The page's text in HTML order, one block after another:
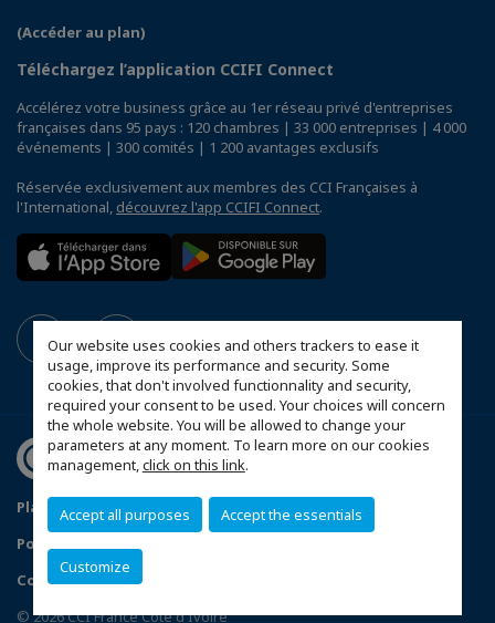
Our website uses cookies and others trackers to ease it
usage, improve its performance and security. Some
cookies, that don't involved functionnality and security,
required your consent to be used. Your choices will concern
the whole website. You will be allowed to change your
parameters at any moment. To learn more on our cookies
management,click on this link.
Accept all purposes Accept the essentials
Customize
(Accéder au plan)
Téléchargez l’application CCIFI Connect
Accélérez votre business grâce au 1er réseau privé d'entreprises
françaises dans 95 pays : 120 chambres | 33 000 entreprises | 4 000
événements | 300 comités | 1 200 avantages exclusifs
Réservée exclusivement aux membres des CCI Françaises à
l'International, découvrez l'app CCIFI Connect.
Plan du site
Mentions légales
Politique de confidentialité
Configurer vos préférences cookies
© 2026 CCI France Côte d'Ivoire